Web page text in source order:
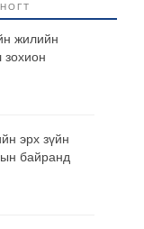
жилийн
эрх зүйн
байранд